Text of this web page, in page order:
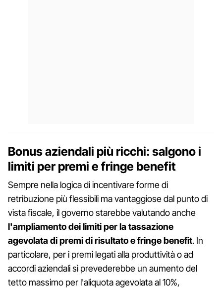
Bonus aziendali più ricchi: salgono i
limiti per premi e fringe benefit
Sempre nella logica di incentivare forme di
retribuzione più flessibili ma vantaggiose dal punto di
vista fiscale, il governo starebbe valutando anche
l'ampliamento dei limiti per la tassazione
agevolata di premi di risultato e fringe benefit. In
particolare, per i premi legati alla produttività o ad
accordi aziendali si prevederebbe un aumento del
tetto massimo per l'aliquota agevolata al 10%,